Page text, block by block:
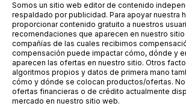
Somos un sitio web editor de contenido
respaldado por publicidad. Para apoyar nuestra
proporcionar contenido gratuito a nuestros
recomendaciones que aparecen en nuestro
compañías de las cuales recibimos
compensación puede impactar cómo, dónde y
aparecen las ofertas en nuestro sitio. Otros
algoritmos propios y datos de primera mano
cómo y dónde se colocan productos/ofertas.
ofertas financieras o de crédito actualmente
mercado en nuestro sitio web.